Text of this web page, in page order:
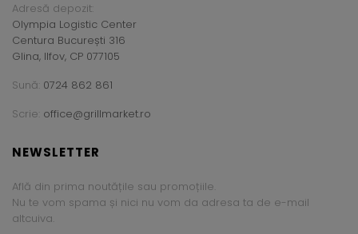
Adresă depozit:
Olympia Logistic Center
Centura București 316
Glina, Ilfov, CP 077105
Sună: 0724 862 861
Scrie: office@grillmarket.ro
NEWSLETTER
Află din prima noutățile sau promoțiile.
Nu te vom spama și nici nu vom da adresa ta de e-mail
altcuiva.